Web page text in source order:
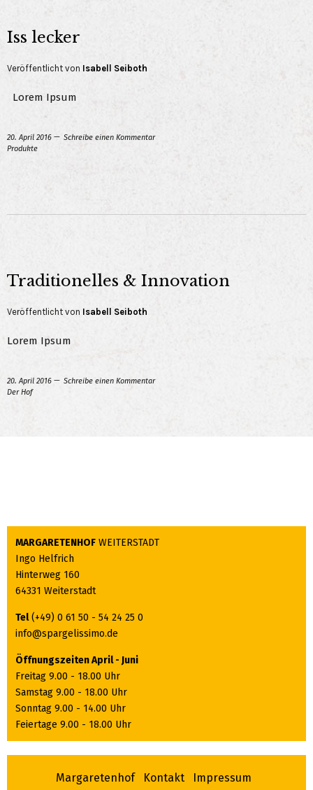
Iss lecker
Veröffentlicht von Isabell Seiboth
Lorem Ipsum
20. April 2016
Schreibe einen Kommentar
Produkte
Traditionelles & Innovation
Veröffentlicht von Isabell Seiboth
Lorem Ipsum
20. April 2016
Schreibe einen Kommentar
Der Hof
MARGARETENHOF WEITERSTADT
Ingo Helfrich
Hinterweg 160
64331 Weiterstadt
Tel(+49) 0 61 50 - 54 24 25 0
info@spargelissimo.de
Öffnungszeiten April - Juni
Freitag 9.00 - 18.00 Uhr
Samstag 9.00 - 18.00 Uhr
Sonntag 9.00 - 14.00 Uhr
Feiertage 9.00 - 18.00 Uhr
Margaretenhof Kontakt Impressum